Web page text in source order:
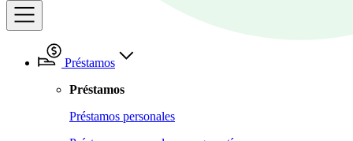
Préstamos
Préstamos
Préstamos personales